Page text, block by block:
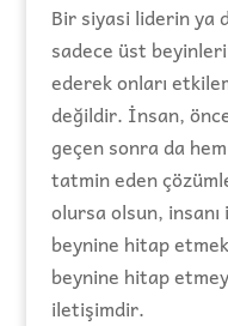
Bir siyasi liderin ya
sadece üst
ederek onları
değildir. İnsan,
geçen sonra da hem
tatmin eden
olursa olsun,
beynine hitap
beynine hitap
iletişimdir.